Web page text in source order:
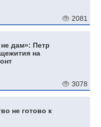
2081
дам»: Петр
на
3078
не готово к